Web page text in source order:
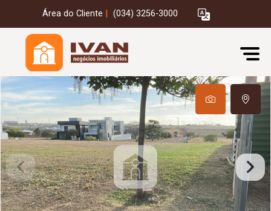
Área do Cliente (034) 3256-3000